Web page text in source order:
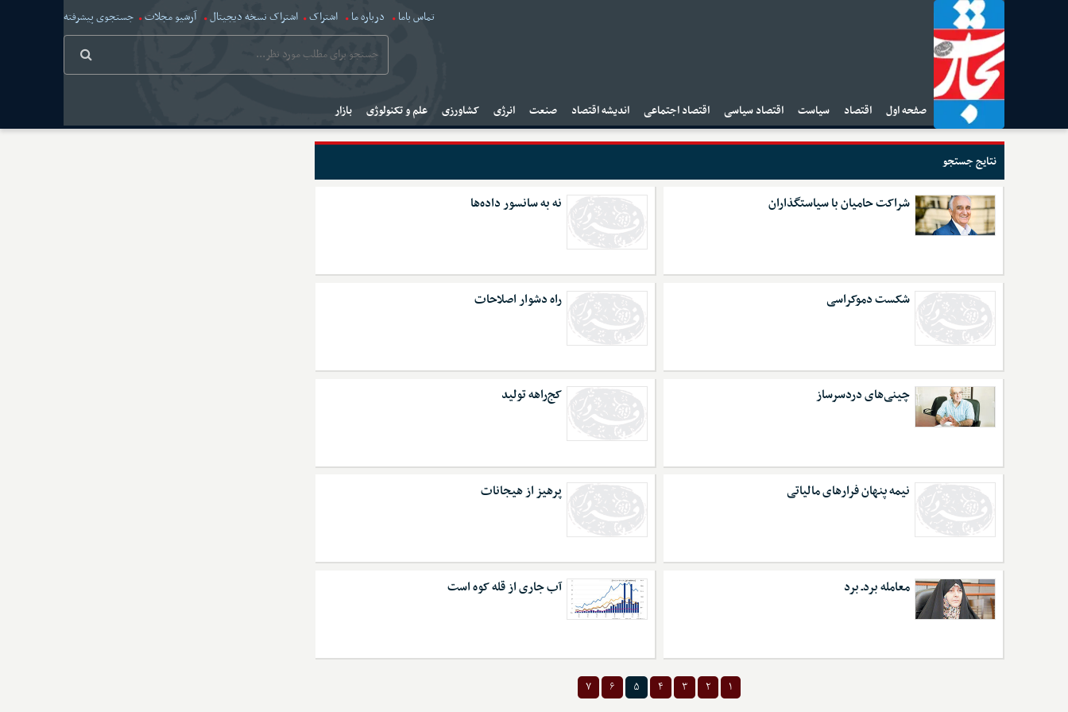
تماس باما درباره ما اشتراک اشتراک نسخه دیجیتال آرشیو مجلات جستجوی پیشرفته
صفحه اول اقتصاد سیاست اقتصاد سیاسی اقتصاد اجتماعی اندیشه اقتصاد صنعت انرژی کشاورزی علم و تکنولوژی بازار
نتایج جستجو
شراکت حامیان با سیاستگذاران نه به سانسور داده‌ها
شکست دموکراسی راه دشوار اصلاحات
چینی‌های دردسرساز کج‌راهه تولید
نیمه پنهان فرارهای مالیاتی پرهیز از هیجانات
معامله بردـ برد آب جاری از قله‎‌ کوه است
۱ ۲ ۳ ۴ ۵ ۶ ۷